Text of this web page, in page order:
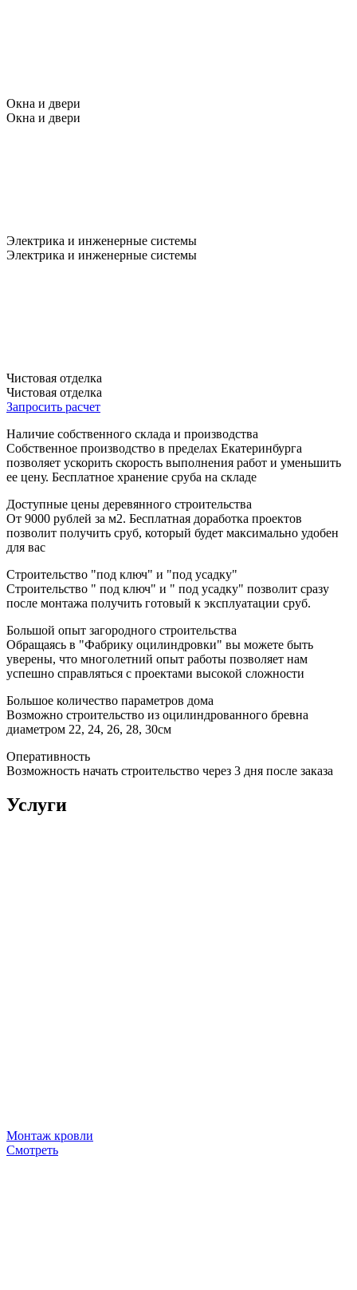
Окна и двери
Окна и двери
Электрика и инженерные системы
Электрика и инженерные системы
Чистовая отделка
Чистовая отделка
Запросить расчет
Наличие собственного склада и производства
Собственное производство в пределах Екатеринбурга
позволяет ускорить скорость выполнения работ и уменьшить
ее цену. Бесплатное хранение сруба на складе
Доступные цены деревянного строительства
От 9000 рублей за м2. Бесплатная доработка проектов
позволит получить сруб, который будет максимально удобен
для вас
Строительство "под ключ" и "под усадку"
Строительство " под ключ" и " под усадку" позволит сразу
после монтажа получить готовый к эксплуатации сруб.
Большой опыт загородного строительства
Обращаясь в "Фабрику оцилиндровки" вы можете быть
уверены, что многолетний опыт работы позволяет нам
успешно справляться с проектами высокой сложности
Большое количество параметров дома
Возможно строительство из оцилиндрованного бревна
диаметром 22, 24, 26, 28, 30см
Оперативность
Возможность начать строительство через 3 дня после заказа
Услуги
Монтаж кровли
Смотреть